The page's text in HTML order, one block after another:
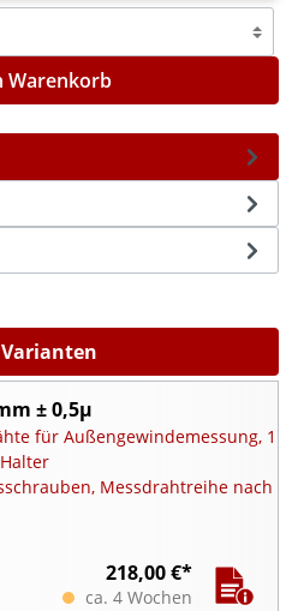
Warenkorb
± 0,5µ
für Außengewindemessung, 1
Messdrahtreihe nach
218,00 €*
ca. 4 Wochen